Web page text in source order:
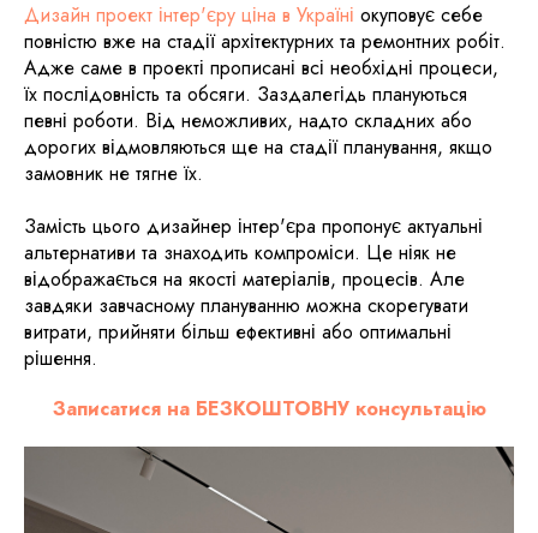
Дизайн проект інтер'єру ціна в Україні окуповує себе
повністю вже на стадії архітектурних та ремонтних робіт.
Адже саме в проекті прописані всі необхідні процеси,
їх послідовність та обсяги. Заздалегідь плануються
певні роботи. Від неможливих, надто складних або
дорогих відмовляються ще на стадії планування, якщо
замовник не тягне їх.
Замість цього дизайнер інтер'єра пропонує актуальні
альтернативи та знаходить компроміси. Це ніяк не
відображається на якості матеріалів, процесів. Але
завдяки завчасному плануванню можна скорегувати
витрати, прийняти більш ефективні або оптимальні
рішення.
Записатися на БЕЗКОШТОВНУ консультацію